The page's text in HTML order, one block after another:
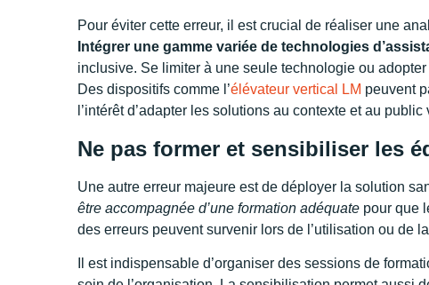
Pour éviter cette erreur, il est crucial de réaliser une
Intégrer une gamme variée de technologies
inclusive. Se limiter à une seule technologie ou
Des dispositifs comme l’élévateur vertical LM peuvent
l’intérêt d’adapter les solutions au contexte et au public
Ne pas former et sensibiliser les
Une autre erreur majeure est de déployer la solution
être accompagnée d’une formation adéquate pour que
des erreurs peuvent survenir lors de l’utilisation ou de
Il est indispensable d’organiser des sessions de